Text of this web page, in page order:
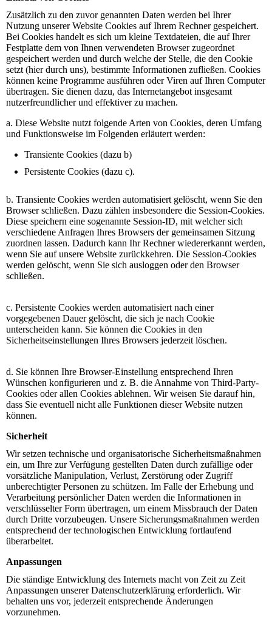
Zusätzlich zu den zuvor genannten Daten werden bei Ihrer
Nutzung unserer Website Cookies auf Ihrem Rechner gespeichert.
Bei Cookies handelt es sich um kleine Textdateien, die auf Ihrer
Festplatte dem von Ihnen verwendeten Browser zugeordnet
gespeichert werden und durch welche der Stelle, die den Cookie
setzt (hier durch uns), bestimmte Informationen zufließen. Cookies
können keine Programme ausführen oder Viren auf Ihren Computer
übertragen. Sie dienen dazu, das Internetangebot insgesamt
nutzerfreundlicher und effektiver zu machen.
a. Diese Website nutzt folgende Arten von Cookies, deren Umfang
und Funktionsweise im Folgenden erläutert werden:
Transiente Cookies (dazu b)
Persistente Cookies (dazu c).
b. Transiente Cookies werden automatisiert gelöscht, wenn Sie den
Browser schließen. Dazu zählen insbesondere die Session-Cookies.
Diese speichern eine sogenannte Session-ID, mit welcher sich
verschiedene Anfragen Ihres Browsers der gemeinsamen Sitzung
zuordnen lassen. Dadurch kann Ihr Rechner wiedererkannt werden,
wenn Sie auf unsere Website zurückkehren. Die Session-Cookies
werden gelöscht, wenn Sie sich ausloggen oder den Browser
schließen.
c. Persistente Cookies werden automatisiert nach einer
vorgegebenen Dauer gelöscht, die sich je nach Cookie
unterscheiden kann. Sie können die Cookies in den
Sicherheitseinstellungen Ihres Browsers jederzeit löschen.
d. Sie können Ihre Browser-Einstellung entsprechend Ihren
Wünschen konfigurieren und z. B. die Annahme von Third-Party-
Cookies oder allen Cookies ablehnen. Wir weisen Sie darauf hin,
dass Sie eventuell nicht alle Funktionen dieser Website nutzen
können.
Sicherheit
Wir setzen technische und organisatorische Sicherheitsmaßnahmen
ein, um Ihre zur Verfügung gestellten Daten durch zufällige oder
vorsätzliche Manipulation, Verlust, Zerstörung oder Zugriff
unberechtigter Personen zu schützen. Im Falle der Erhebung und
Verarbeitung persönlicher Daten werden die Informationen in
verschlüsselter Form übertragen, um einem Missbrauch der Daten
durch Dritte vorzubeugen. Unsere Sicherungsmaßnahmen werden
entsprechend der technologischen Entwicklung fortlaufend
überarbeitet.
Anpassungen
Die ständige Entwicklung des Internets macht von Zeit zu Zeit
Anpassungen unserer Datenschutzerklärung erforderlich. Wir
behalten uns vor, jederzeit entsprechende Änderungen
vorzunehmen.